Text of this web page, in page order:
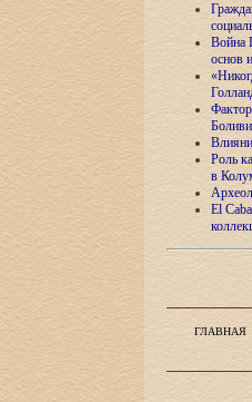
Война
основ
Роль
в
El
ГЛАВНАЯ